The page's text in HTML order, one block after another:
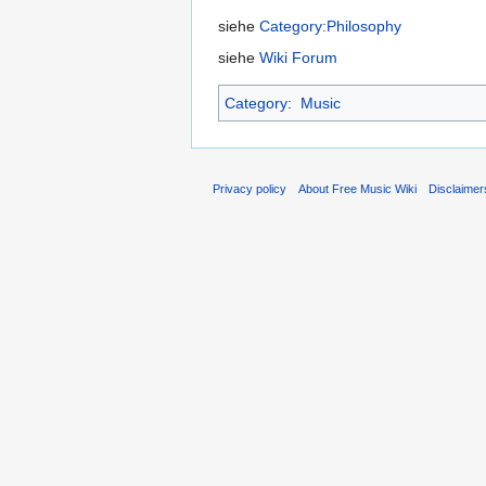
siehe Category:Philosophy
siehe Wiki Forum
Category: Music
Privacy policy About Free Music Wiki